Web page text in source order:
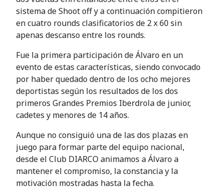
sistema de Shoot off y a continuación compitieron
en cuatro rounds clasificatorios de 2 x 60 sin
apenas descanso entre los rounds.
Fue la primera participación de Álvaro en un
evento de estas características, siendo convocado
por haber quedado dentro de los ocho mejores
deportistas según los resultados de los dos
primeros Grandes Premios Iberdrola de junior,
cadetes y menores de 14 años.
Aunque no consiguió una de las dos plazas en
juego para formar parte del equipo nacional,
desde el Club DIARCO animamos a Álvaro a
mantener el compromiso, la constancia y la
motivación mostradas hasta la fecha.